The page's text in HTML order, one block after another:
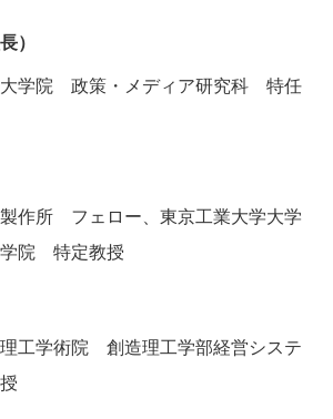
）
大学院 政策・メディア研究科 特任
作所 フェロー、東京工業大学大学
院 特定教授
工学術院 創造理工学部経営システ